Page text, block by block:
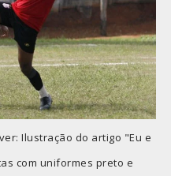
Ilustração do artigo "Eu e
com uniformes preto e